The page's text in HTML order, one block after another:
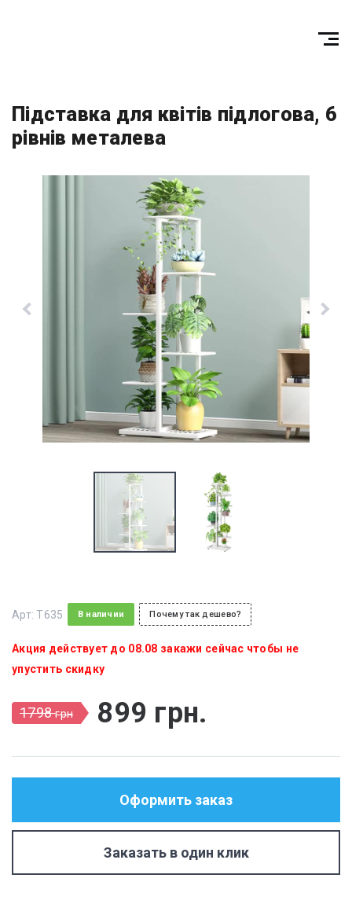
Підставка для квітів підлогова, 6
рівнів металева
Арт:T635 В наличии Почему так дешево?
Акция действует до 08.08 закажи сейчас чтобы не
упустить скидку
1798грн 899 грн.
Оформить заказ
Заказать в один клик